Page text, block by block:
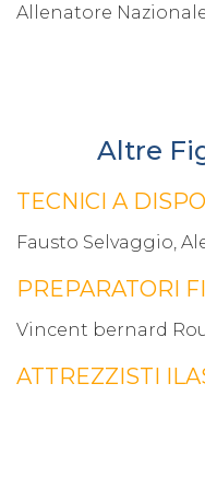
Allenatore
Altre
TECNICI A
Fausto Selvaggio,
PREPARATORI
Vincent bernard
ATTREZZISTI